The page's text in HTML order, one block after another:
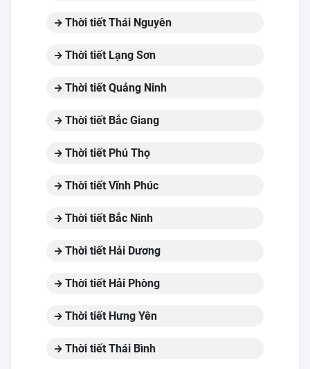
Thời tiết Thái Nguyên
Thời tiết Lạng Sơn
Thời tiết Quảng Ninh
Thời tiết Bắc Giang
Thời tiết Phú Thọ
Thời tiết Vĩnh Phúc
Thời tiết Bắc Ninh
Thời tiết Hải Dương
Thời tiết Hải Phòng
Thời tiết Hưng Yên
Thời tiết Thái Bình